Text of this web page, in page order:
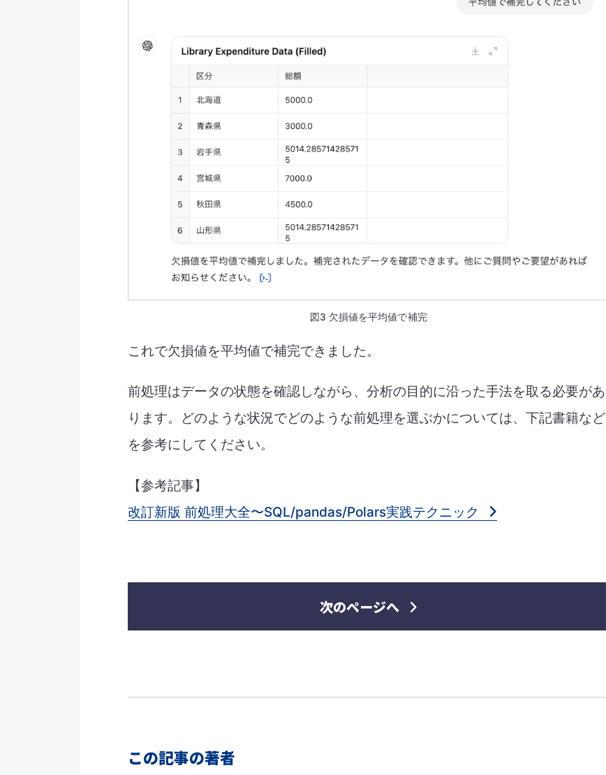
図3 欠損値を平均値で補完
これで欠損値を平均値で補完できました。
前処理はデータの状態を確認しながら、分析の目的に沿った手法を取る必要があ
ります。どのような状況でどのような前処理を選ぶかについては、下記書籍など
を参考にしてください。
【参考記事】
改訂新版 前処理大全〜SQL/pandas/Polars実践テクニック
次のページへ
この記事の著者